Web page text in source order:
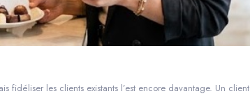
fidéliser les clients existants l’est encore davantage. Un client